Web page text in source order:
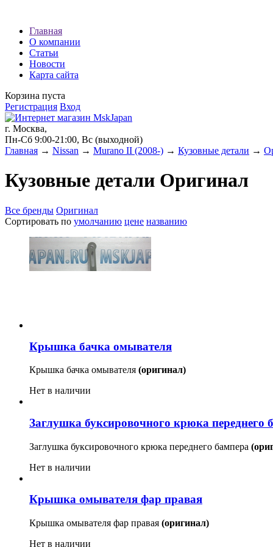
экспресс займы
Главная
О компании
Статьи
Новости
Карта сайта
Корзина пуста
Регистрация Вход
г. Москва,
Пн-Сб 9:00-21:00, Вс (выходной)
Главная → Nissan → Murano II (2008-) → Кузовные детали →
Кузовные детали Оригинал
Все бренды Оригинал
Сортировать по умолчанию цене названию
Крышка бачка омывателя
Крышка бачка омывателя (оригинал)
Нет в наличии
Заглушка буксировочного крюка переднего
Заглушка буксировочного крюка переднего бампера
Нет в наличии
Крышка омывателя фар правая
Крышка омывателя фар правая (оригинал)
Нет в наличии